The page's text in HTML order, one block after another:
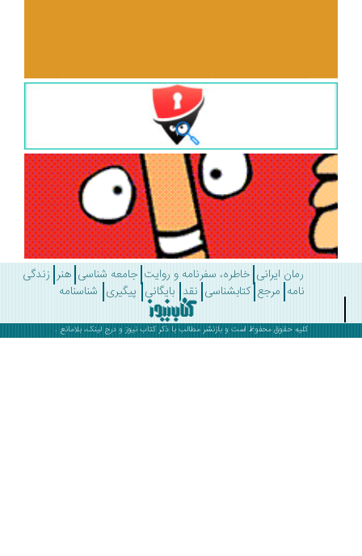
رمان ایرانی خاطره، سفرنامه و روایت جامعه شناسی هنر زندگی
مرجع کتابشناسی نقد بایگانی پیگیری شناسنامه
کلیه حقوق محفوظ است و بازنشر مطالب با ذکرکتاب نیوز و درج لینک، بلامانع .